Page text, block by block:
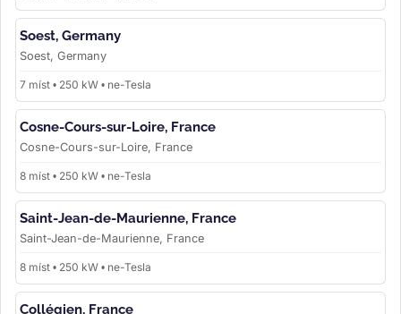
Soest, Germany
Soest, Germany
7 míst • 250 kW • ne-Tesla
Cosne-Cours-sur-Loire, France
Cosne-Cours-sur-Loire, France
8 míst • 250 kW • ne-Tesla
Saint-Jean-de-Maurienne, France
Saint-Jean-de-Maurienne, France
8 míst • 250 kW • ne-Tesla
Collégien, France